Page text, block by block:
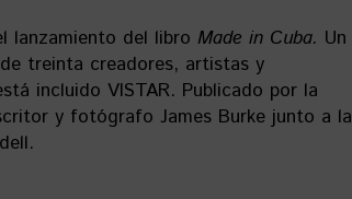
lanzamiento del libro Made in Cuba. Un
treinta creadores, artistas y
incluido VISTAR. Publicado por la
y fotógrafo James Burke junto a la